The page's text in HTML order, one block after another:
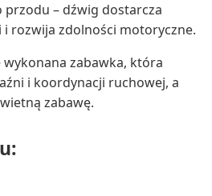
przodu – dźwig dostarcza
rozwija zdolności motoryczne.
zabawka, która
i koordynacji ruchowej, a
zabawę.